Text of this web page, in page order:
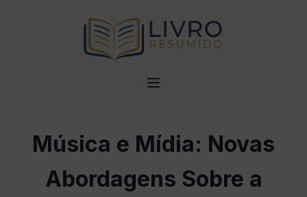
Música e Mídia: Novas
Abordagens Sobre a